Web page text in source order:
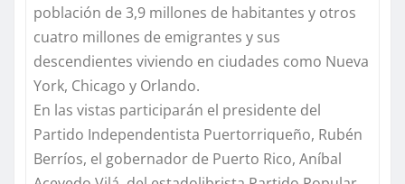
población de 3,9 millones de habitantes y otros
cuatro millones de emigrantes y sus
descendientes viviendo en ciudades como Nueva
York, Chicago y Orlando.
En las vistas participarán el presidente del
Partido Independentista Puertorriqueño, Rubén
Berríos, el gobernador de Puerto Rico, Aníbal